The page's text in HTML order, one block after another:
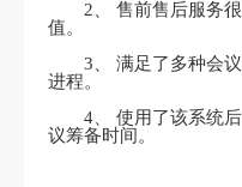
2、 售前售后服务
值。
3、 满足了多种会
进程。
4、 使用了该系统
议筹备时间。